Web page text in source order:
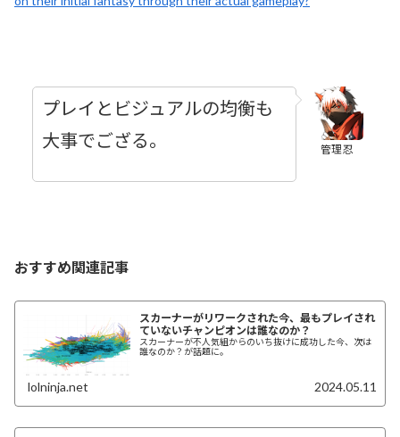
管理忍
プレイとビジュアルの均衡も
大事でござる。
おすすめ関連記事
スカーナーがリワークされた今、最もプレイされ
ていないチャンピオンは誰なのか？
スカーナーが不人気組からのいち抜けに成功した今、次は
誰なのか？が話題に。
lolninja.net 2024.05.11